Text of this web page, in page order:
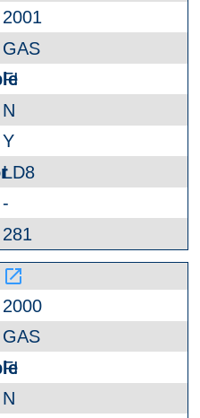
2001
GAS
FI
N
Y
LD8
-
281
launch
2000
GAS
FI
N